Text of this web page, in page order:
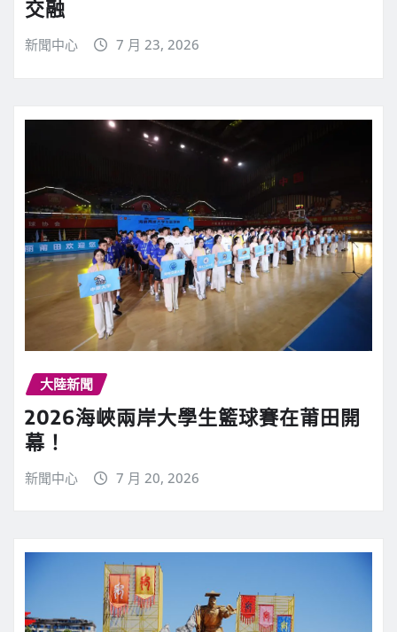
交融
新聞中心 7 月 23, 2026
大陸新聞
2026海峽兩岸大學生籃球賽在莆田開
幕！
新聞中心 7 月 20, 2026